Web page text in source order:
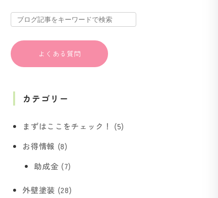
よくある質問
カテゴリー
まずはここをチェック！ (5)
お得情報 (8)
助成金 (7)
外壁塗装 (28)